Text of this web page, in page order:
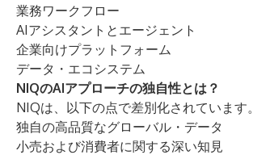
業務ワークフロー
AIアシスタントとエージェント
企業向けプラットフォーム
データ・エコシステム
NIQのAIアプローチの独自性とは？
NIQは、以下の点で差別化されています。
独自の高品質なグローバル・データ
小売および消費者に関する深い知見